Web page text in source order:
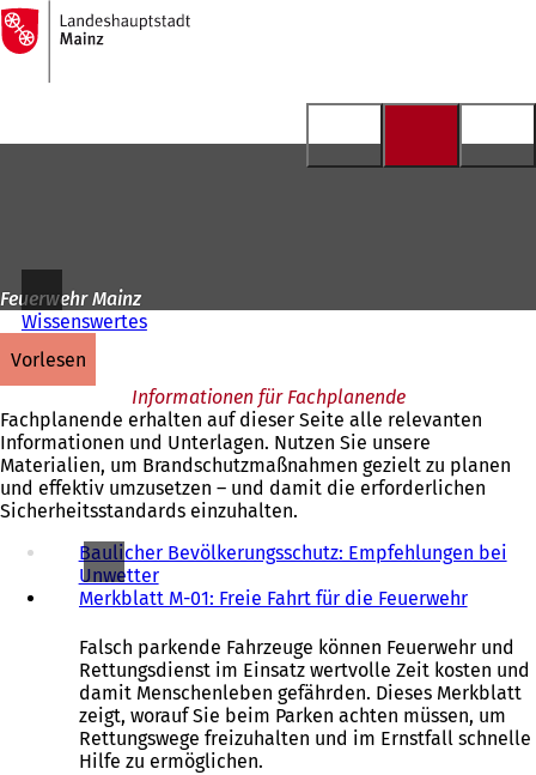
Inhalt anspringen
Zur
Startseite
Feuerwehr Mainz
Wissenswertes
vorlesen
Informationen für Fachplanende
Fachplanende erhalten auf dieser Seite alle relevanten
Informationen und Unterlagen. Nutzen Sie unsere
Materialien, um Brandschutzmaßnahmen gezielt zu planen
und effektiv umzusetzen – und damit die erforderlichen
Sicherheitsstandards einzuhalten.
Baulicher Bevölkerungsschutz: Empfehlungen bei
Unwetter
Merkblatt M-01: Freie Fahrt für die Feuerwehr
Falsch parkende Fahrzeuge können Feuerwehr und
Rettungsdienst im Einsatz wertvolle Zeit kosten und
damit Menschenleben gefährden. Dieses Merkblatt
zeigt, worauf Sie beim Parken achten müssen, um
Rettungswege freizuhalten und im Ernstfall schnelle
Hilfe zu ermöglichen.